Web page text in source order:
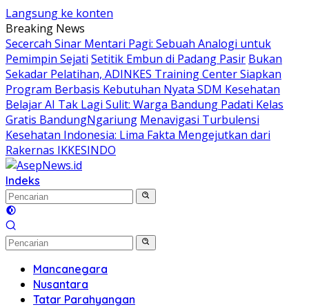
Langsung ke konten
Breaking News
Secercah Sinar Mentari Pagi: Sebuah Analogi untuk
Pemimpin Sejati Setitik Embun di Padang Pasir Bukan
Sekadar Pelatihan, ADINKES Training Center Siapkan
Program Berbasis Kebutuhan Nyata SDM Kesehatan
Belajar AI Tak Lagi Sulit: Warga Bandung Padati Kelas
Gratis BandungNgariung Menavigasi Turbulensi
Kesehatan Indonesia: Lima Fakta Mengejutkan dari
Rakernas IKKESINDO
Indeks
Mancanegara
Nusantara
Tatar Parahyangan